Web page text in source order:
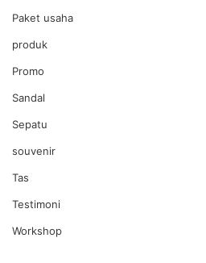
Paket usaha
produk
Promo
Sandal
Sepatu
souvenir
Tas
Testimoni
Workshop